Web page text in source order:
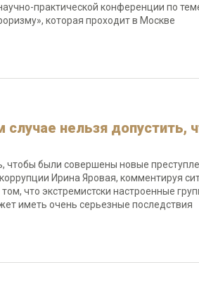
практической конференции по
которая проходит в Москве
случае нельзя
чтобы были совершены новые
Ирина Яровая, комментируя
что экстремистски настроенные
иметь очень серьезные последствия